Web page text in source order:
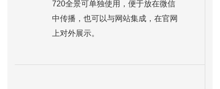
720全景可单独使用，便于放在微信
中传播，也可以与网站集成，在官网
上对外展示。